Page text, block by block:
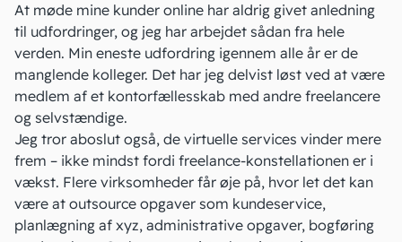
At møde mine kunder online har aldrig givet anledning
til udfordringer, og jeg har arbejdet sådan fra hele
verden. Min eneste udfordring igennem alle år er de
manglende kolleger. Det har jeg delvist løst ved at være
medlem af et kontorfællesskab med andre freelancere
og selvstændige.
Jeg tror aboslut også, de virtuelle services vinder mere
frem – ikke mindst fordi freelance-konstellationen er i
vækst. Flere virksomheder får øje på, hvor let det kan
være at outsource opgaver som kundeservice,
planlægning af xyz, administrative opgaver, bogføring